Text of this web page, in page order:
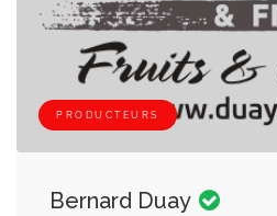
PRODUCTEURS
Bernard Duay